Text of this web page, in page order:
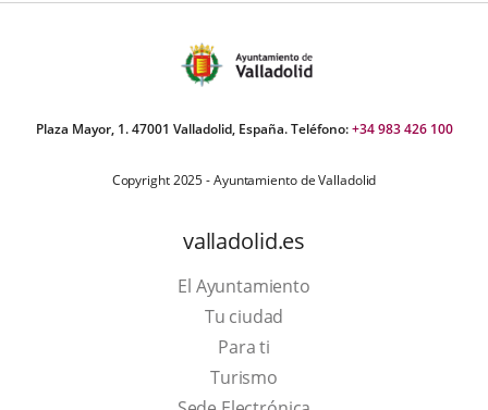
Plaza Mayor, 1. 47001 Valladolid, España. Teléfono:+34 983 426 100
Copyright 2025 - Ayuntamiento de Valladolid
valladolid.es
El Ayuntamiento
Tu ciudad
Para ti
TurismoThis